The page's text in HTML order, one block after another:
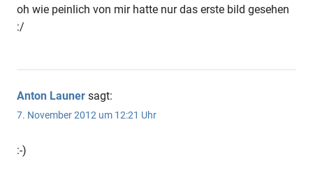
oh wie peinlich von mir hatte nur das erste bild gesehen
:/
Anton Launer sagt:
7. November 2012 um 12:21 Uhr
:-)